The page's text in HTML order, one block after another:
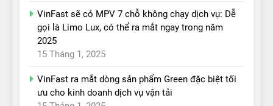
VinFast sẽ có MPV 7 chỗ không chạy dịch vụ: Dễ
gọi là Limo Lux, có thể ra mắt ngay trong năm
2025
15 Tháng 1, 2025
VinFast ra mắt dòng sản phẩm Green đặc biệt tối
ưu cho kinh doanh dịch vụ vận tải